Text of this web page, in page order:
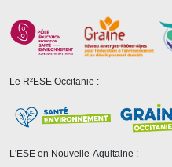
Le R²ESE Occitanie :
L'ESE en Nouvelle-Aquitaine :